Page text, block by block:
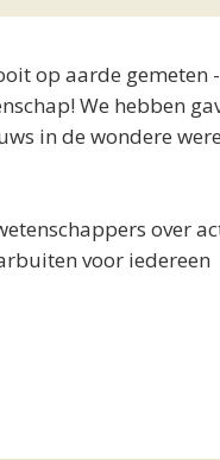
op aarde gemeten
We hebben
in de wondere
over
voor iedereen